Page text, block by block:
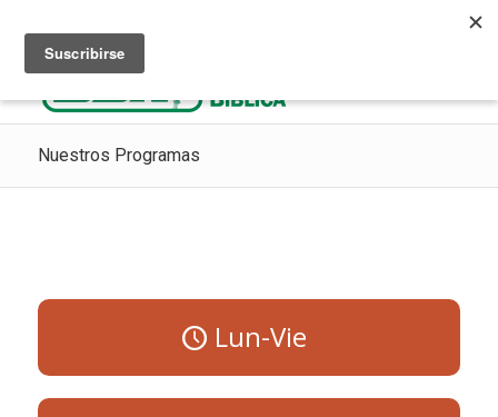
Nuestros Programas
Lun-Vie